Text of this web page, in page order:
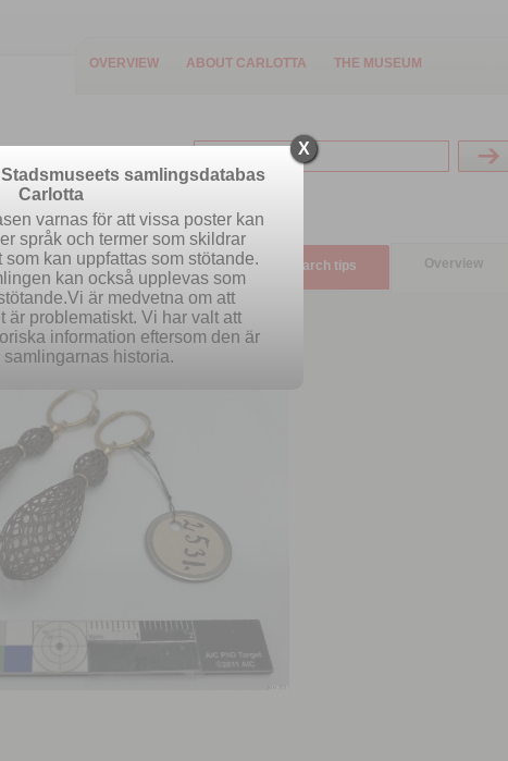
OVERVIEW ABOUT CARLOTTA THE MUSEUM
Advanced search Search tips Overview
X
samlingsdatabas
Carlotta
varnas för att vissa poster kan
språk och termer som skildrar
som kan uppfattas som stötande.
kan också upplevas som
är medvetna om att
är problematiskt. Vi har valt att
information eftersom den är
samlingarnas historia.